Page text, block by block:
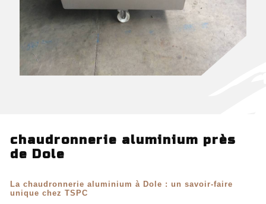
chaudronnerie aluminium près
de Dole
La chaudronnerie aluminium à Dole : un savoir-faire
unique chez TSPC